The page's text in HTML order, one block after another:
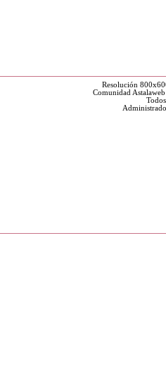
Resolución
Comunidad